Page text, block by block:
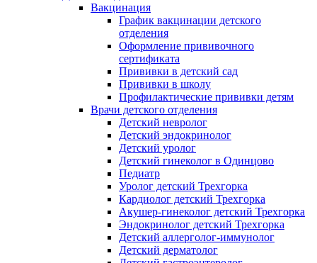
Вакцинация
График вакцинации детского
отделения
Оформление прививочного
сертификата
Прививки в детский сад
Прививки в школу
Профилактические прививки детям
Врачи детского отделения
Детский невролог
Детский эндокринолог
Детский уролог
Детский гинеколог в Одинцово
Педиатр
Уролог детский Трехгорка
Кардиолог детский Трехгорка
Акушер-гинеколог детский Трехгорка
Эндокринолог детский Трехгорка
Детский аллерголог-иммунолог
Детский дерматолог